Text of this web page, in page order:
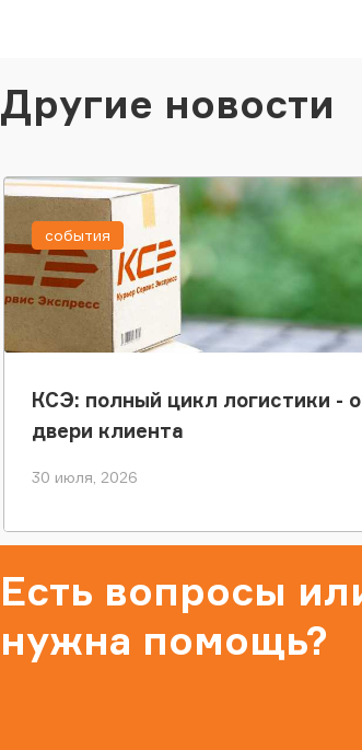
Другие новости
КСЭ: полный цикл логистики -
двери клиента
30 июля, 2026
события
Есть вопросы
нужна помощь?